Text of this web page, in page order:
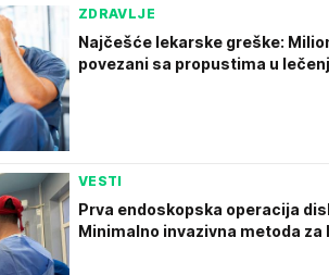
ZDRAVLJE
Najčešće lekarske greške:
povezani sa propustima u
VESTI
Prva endoskopska operacija
Minimalno invazivna metoda za